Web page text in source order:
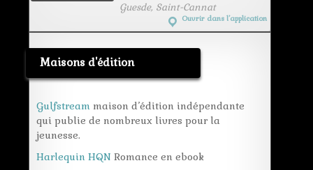
Guesde, Saint-Cannat
Ouvrir dans l’application
Maisons d'édition
Gulfstream maison d’édition indépendante
qui publie de nombreux livres pour la
jeunesse.
Harlequin HQN Romance en ebook